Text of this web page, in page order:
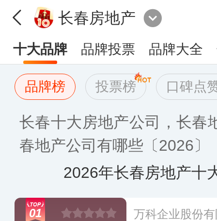
长春房地产
十大品牌 品牌投票 品牌大全
品牌榜 投票榜 口碑点
长春十大房地产公司，长春
春地产公司有哪些〔2026〕
2026年长春房地产十
01 万科企业股份